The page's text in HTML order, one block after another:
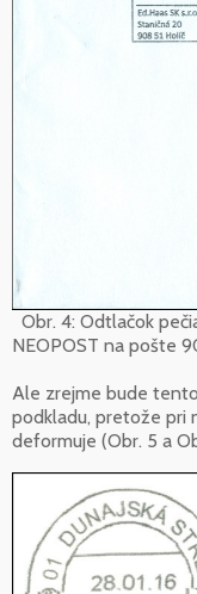
Obr. 4: Odtlačok
NEOPOST na pošte
Ale zrejme bude
podkladu, pretože pri
deformuje (Obr. 5 a